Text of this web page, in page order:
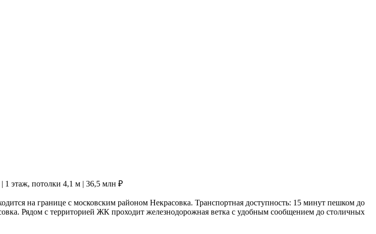
1 этаж, потолки 4,1 м | 36,5 млн ₽
на границе с московским районом Некрасовка. Транспортная доступность: 15 минут пешком до
Рядом с территорией ЖК проходит железнодорожная ветка с удобным сообщением до столичных